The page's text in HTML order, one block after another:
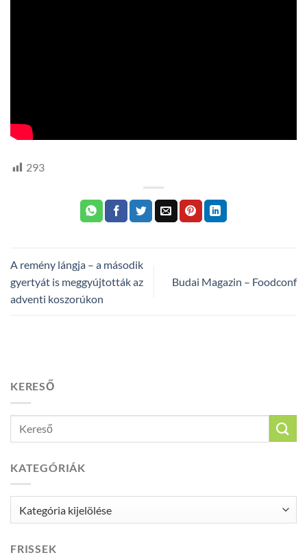
293
A remény lángja – a második
gyertyát is meggyújtották az
adventi koszorúkon
Budai Magazin – Foodconf
KERESŐ
KATEGÓRIÁK
FRISSEK